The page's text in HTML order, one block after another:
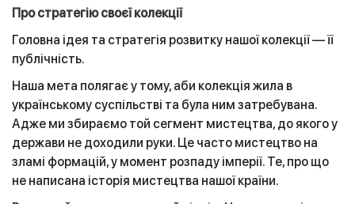
Про стратегію своєї колекції
Головна ідея та стратегія розвитку нашої колекції — її
публічність.
Наша мета полягає у тому, аби колекція жила в
українському суспільстві та була ним затребувана.
Адже ми збираємо той сегмент мистецтва, до якого у
держави не доходили руки. Це часто мистецтво на
зламі формацій, у момент розпаду імперії. Те, про що
не написана історія мистецтва нашої країни.